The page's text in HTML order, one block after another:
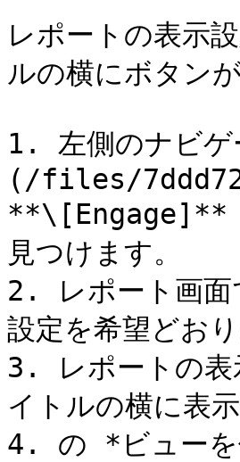
レポートの表示
ルの横にボタン
1. 左側のナビ
(/files/
**\[Engage]** →
見つけます。
2. レポート画面
設定を希望どお
3. レポートの
イトルの横に表
4. の *ビューを